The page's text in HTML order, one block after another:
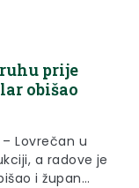
prije
obišao
Lovrečan u
a radove je
i župan